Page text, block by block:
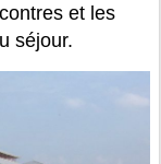
et les
séjour.